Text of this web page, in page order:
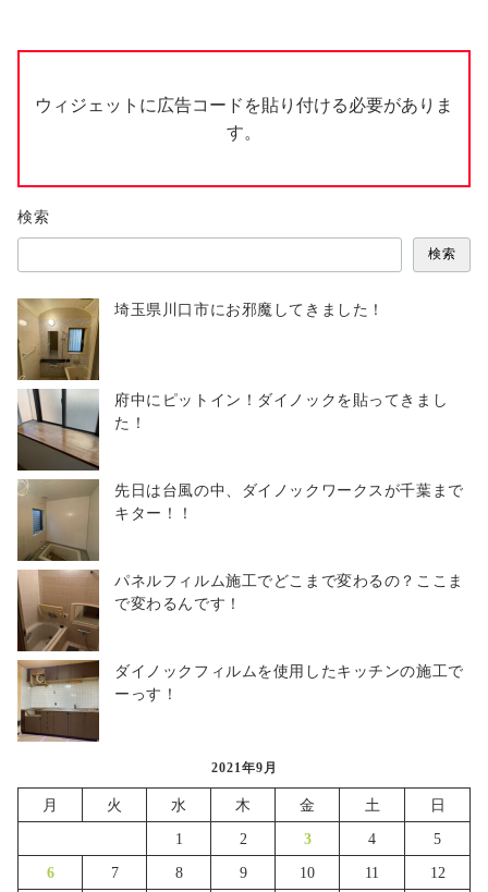
ウィジェットに広告コードを貼り付ける必要がありま
す。
検索
検索
埼玉県川口市にお邪魔してきました！
府中にピットイン！ダイノックを貼ってきまし
た！
先日は台風の中、ダイノックワークスが千葉まで
キター！！
パネルフィルム施工でどこまで変わるの？ここま
で変わるんです！
ダイノックフィルムを使用したキッチンの施工で
ーっす！
2021年9月
月 火 水 木 金 土
日
1
2 3 4
5
6
7 8 9 10 11 12